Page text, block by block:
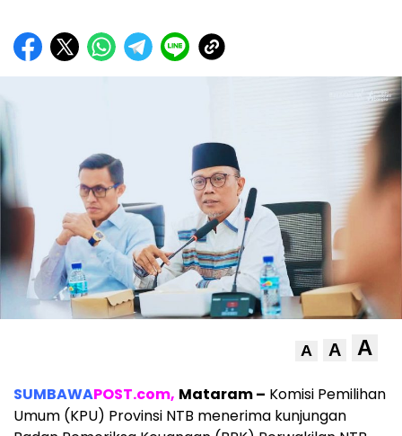
A A A
SUMBAWAPOST.com, Mataram – Komisi Pemilihan
Umum (KPU) Provinsi NTB menerima kunjungan